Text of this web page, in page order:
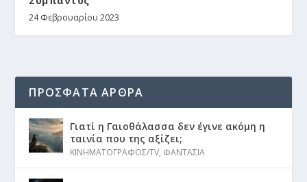
24 Φεβρουαρίου 2023
ΠΡΟΣΦΑΤΑ ΑΡΘΡΑ
Γιατί η Γαιοθάλασσα δεν έγινε ακόμη η
ταινία που της αξίζει;
ΚΙΝΗΜΑΤΟΓΡΑΦΟΣ/TV, ΦΑΝΤΑΣΙΑ